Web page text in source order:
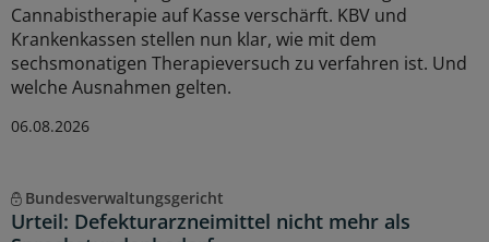
Cannabistherapie auf Kasse verschärft. KBV und
Krankenkassen stellen nun klar, wie mit dem
sechsmonatigen Therapieversuch zu verfahren ist. Und
welche Ausnahmen gelten.
06.08.2026
Bundesverwaltungsgericht
Urteil: Defekturarzneimittel nicht mehr als